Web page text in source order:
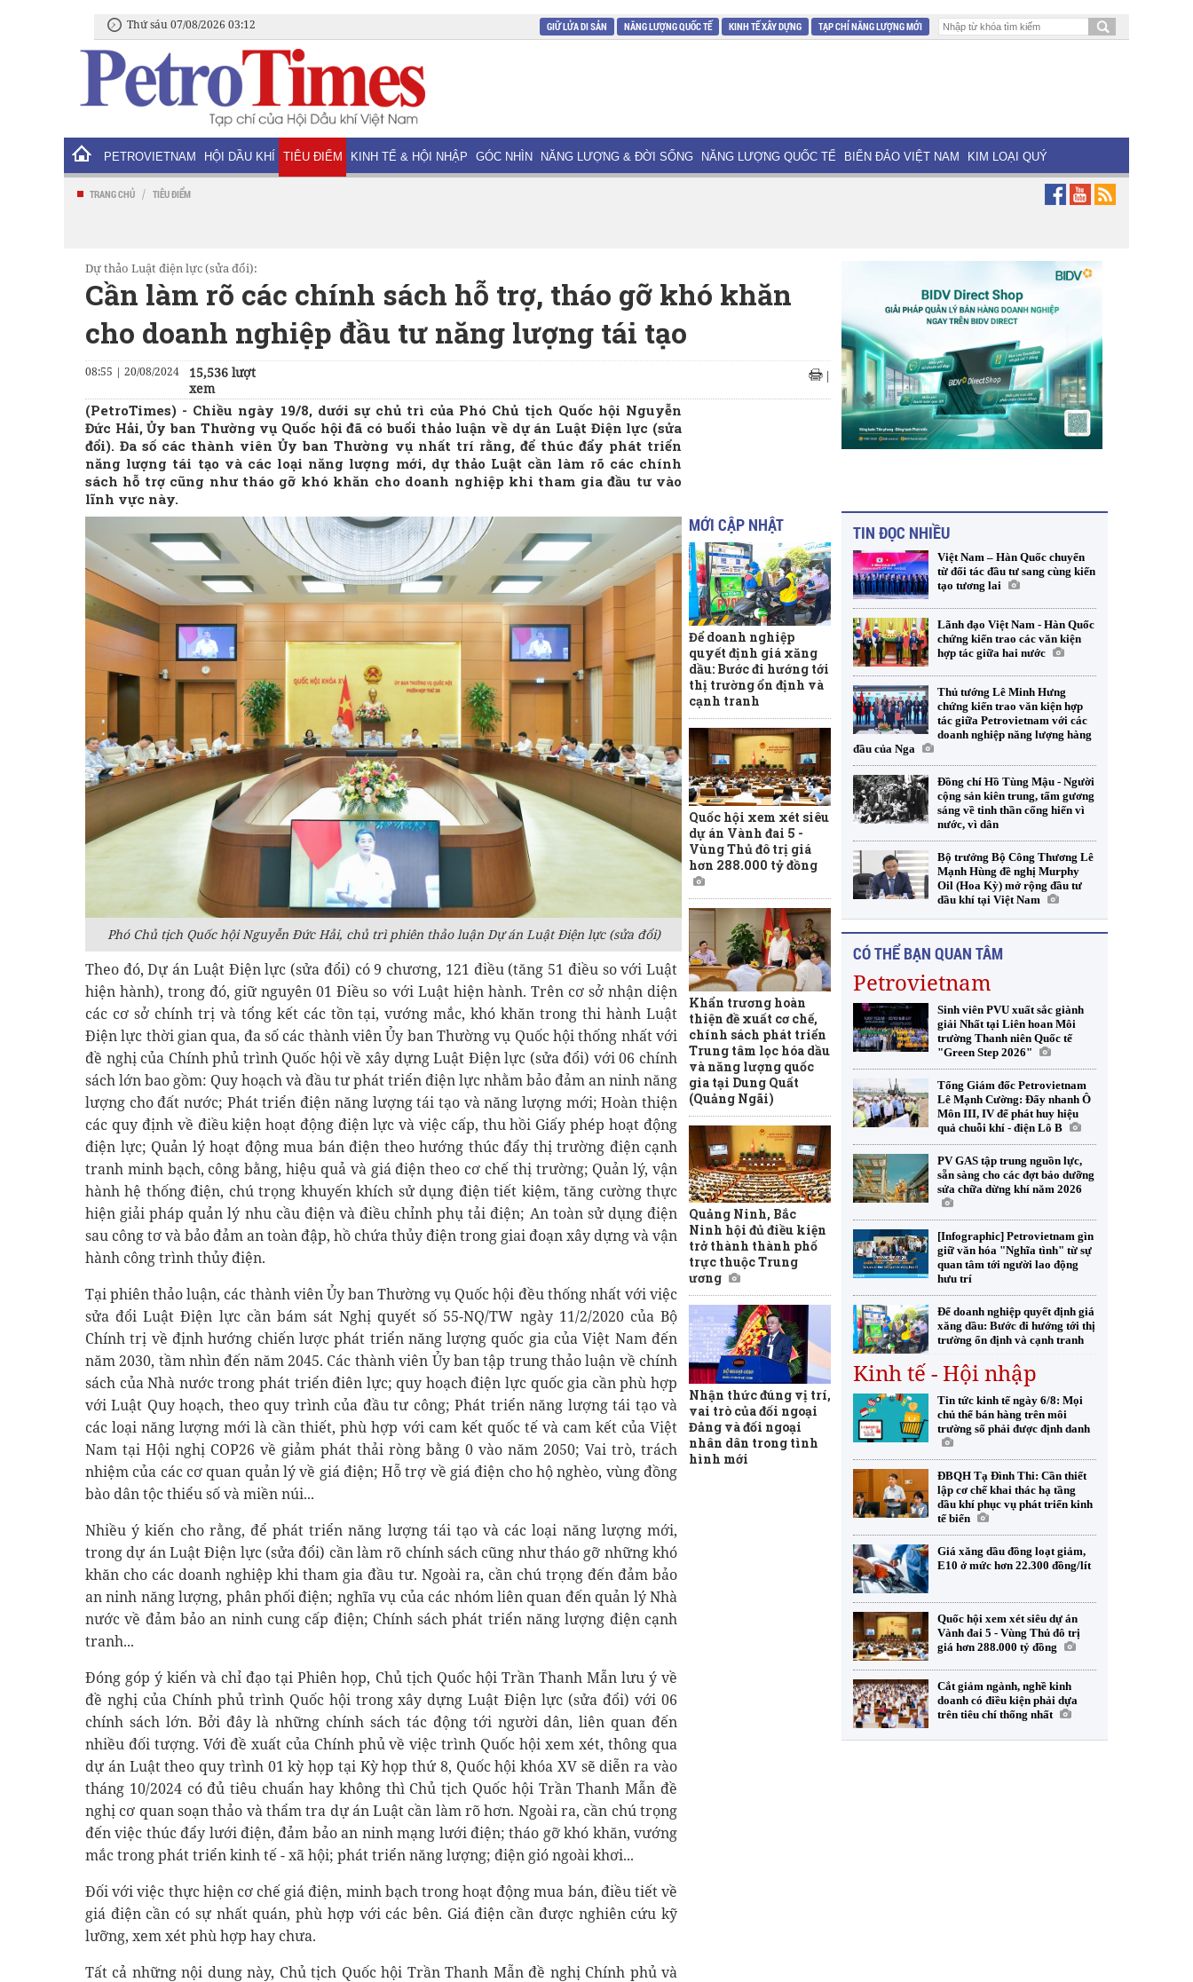
Thứ sáu 07/08/2026 03:12 GIỮ LỬA DI SẢN NĂNG LƯỢNG QUỐC TẾ KINH TẾ XÂY DỰNG TẠP CHÍ NĂNG LƯỢNG MỚI
PETROVIETNAM HỘI DẦU KHÍ TIÊU ĐIỂM KINH TẾ & HỘI NHẬP GÓC NHÌN NĂNG LƯỢNG & ĐỜI SỐNG NĂNG LƯỢNG QUỐC TẾ BIỂN ĐẢO VIỆT NAM KIM LOẠI QUÝ
TRANG CHỦ / TIÊU ĐIỂM
Dự thảo Luật điện lực (sửa đổi):
Cần làm rõ các chính sách hỗ trợ, tháo gỡ khó khăn
cho doanh nghiệp đầu tư năng lượng tái tạo
08:55 | 20/08/2024
15,536 lượt
xem
|
(PetroTimes) - Chiều ngày 19/8, dưới sự chủ trì của Phó Chủ tịch Quốc hội Nguyễn
Đức Hải, Ủy ban Thường vụ Quốc hội đã có buổi thảo luận về dự án Luật Điện lực (sửa
đổi). Đa số các thành viên Ủy ban Thường vụ nhất trí rằng, để thúc đẩy phát triển
năng lượng tái tạo và các loại năng lượng mới, dự thảo Luật cần làm rõ các chính
sách hỗ trợ cũng như tháo gỡ khó khăn cho doanh nghiệp khi tham gia đầu tư vào
lĩnh vực này.
Phó Chủ tịch Quốc hội Nguyễn Đức Hải, chủ trì phiên thảo luận Dự án Luật Điện lực (sửa đổi)
Theo đó, Dự án Luật Điện lực (sửa đổi) có 9 chương, 121 điều (tăng 51 điều so với Luật
hiện hành), trong đó, giữ nguyên 01 Điều so với Luật hiện hành. Trên cơ sở nhận diện
các cơ sở chính trị và tổng kết các tồn tại, vướng mắc, khó khăn trong thi hành Luật
Điện lực thời gian qua, đa số các thành viên Ủy ban Thường vụ Quốc hội thống nhất với
đề nghị của Chính phủ trình Quốc hội về xây dựng Luật Điện lực (sửa đổi) với 06 chính
sách lớn bao gồm: Quy hoạch và đầu tư phát triển điện lực nhằm bảo đảm an ninh năng
lượng cho đất nước; Phát triển điện năng lượng tái tạo và năng lượng mới; Hoàn thiện
các quy định về điều kiện hoạt động điện lực và việc cấp, thu hồi Giấy phép hoạt động
điện lực; Quản lý hoạt động mua bán điện theo hướng thúc đẩy thị trường điện cạnh
tranh minh bạch, công bằng, hiệu quả và giá điện theo cơ chế thị trường; Quản lý, vận
hành hệ thống điện, chú trọng khuyến khích sử dụng điện tiết kiệm, tăng cường thực
hiện giải pháp quản lý nhu cầu điện và điều chỉnh phụ tải điện; An toàn sử dụng điện
sau công tơ và bảo đảm an toàn đập, hồ chứa thủy điện trong giai đoạn xây dựng và vận
hành công trình thủy điện.
Tại phiên thảo luận, các thành viên Ủy ban Thường vụ Quốc hội đều thống nhất với việc
sửa đổi Luật Điện lực cần bám sát Nghị quyết số 55-NQ/TW ngày 11/2/2020 của Bộ
Chính trị về định hướng chiến lược phát triển năng lượng quốc gia của Việt Nam đến
năm 2030, tầm nhìn đến năm 2045. Các thành viên Ủy ban tập trung thảo luận về chính
sách của Nhà nước trong phát triển điên lực; quy hoạch điện lực quốc gia cần phù hợp
với Luật Quy hoạch, theo quy trình của đầu tư công; Phát triển năng lượng tái tạo và
các loại năng lượng mới là cần thiết, phù hợp với cam kết quốc tế và cam kết của Việt
Nam tại Hội nghị COP26 về giảm phát thải ròng bằng 0 vào năm 2050; Vai trò, trách
nhiệm của các cơ quan quản lý về giá điện; Hỗ trợ về giá điện cho hộ nghèo, vùng đồng
bào dân tộc thiểu số và miền núi...
Nhiều ý kiến cho rằng, để phát triển năng lượng tái tạo và các loại năng lượng mới,
trong dự án Luật Điện lực (sửa đổi) cần làm rõ chính sách cũng như tháo gỡ những khó
khăn cho các doanh nghiệp khi tham gia đầu tư. Ngoài ra, cần chú trọng đến đảm bảo
an ninh năng lượng, phân phối điện; nghĩa vụ của các nhóm liên quan đến quản lý Nhà
nước về đảm bảo an ninh cung cấp điện; Chính sách phát triển năng lượng điện cạnh
tranh...
Đóng góp ý kiến và chỉ đạo tại Phiên họp, Chủ tịch Quốc hội Trần Thanh Mẫn lưu ý về
đề nghị của Chính phủ trình Quốc hội trong xây dựng Luật Điện lực (sửa đổi) với 06
chính sách lớn. Bởi đây là những chính sách tác động tới người dân, liên quan đến
nhiều đối tượng. Với đề xuất của Chính phủ về việc trình Quốc hội xem xét, thông qua
dự án Luật theo quy trình 01 kỳ họp tại Kỳ họp thứ 8, Quốc hội khóa XV sẽ diễn ra vào
tháng 10/2024 có đủ tiêu chuẩn hay không thì Chủ tịch Quốc hội Trần Thanh Mẫn đề
nghị cơ quan soạn thảo và thẩm tra dự án Luật cần làm rõ hơn. Ngoài ra, cần chú trọng
đến việc thúc đẩy lưới điện, đảm bảo an ninh mạng lưới điện; tháo gỡ khó khăn, vướng
mắc trong phát triển kinh tế - xã hội; phát triển năng lượng; điện gió ngoài khơi...
Đối với việc thực hiện cơ chế giá điện, minh bạch trong hoạt động mua bán, điều tiết về
giá điện cần có sự nhất quán, phù hợp với các bên. Giá điện cần được nghiên cứu kỹ
lưỡng, xem xét phù hợp hay chưa.
Tất cả những nội dung này, Chủ tịch Quốc hội Trần Thanh Mẫn đề nghị Chính phủ và
MỚI CẬP NHẬT
Để doanh nghiệp
quyết định giá xăng
dầu: Bước đi hướng tới
thị trường ổn định và
cạnh tranh
Quốc hội xem xét siêu
dự án Vành đai 5 -
Vùng Thủ đô trị giá
hơn 288.000 tỷ đồng
Khẩn trương hoàn
thiện đề xuất cơ chế,
chính sách phát triển
Trung tâm lọc hóa dầu
và năng lượng quốc
gia tại Dung Quất
(Quảng Ngãi)
Quảng Ninh, Bắc
Ninh hội đủ điều kiện
trở thành thành phố
trực thuộc Trung
ương
Nhận thức đúng vị trí,
vai trò của đối ngoại
Đảng và đối ngoại
nhân dân trong tình
hình mới
TIN ĐỌC NHIỀU
Việt Nam – Hàn Quốc chuyển
từ đối tác đầu tư sang cùng kiến
tạo tương lai
Lãnh đạo Việt Nam - Hàn Quốc
chứng kiến trao các văn kiện
hợp tác giữa hai nước
Thủ tướng Lê Minh Hưng
chứng kiến trao văn kiện hợp
tác giữa Petrovietnam với các
doanh nghiệp năng lượng hàng
đầu của Nga
Đồng chí Hồ Tùng Mậu - Người
cộng sản kiên trung, tấm gương
sáng về tinh thần cống hiến vì
nước, vì dân
Bộ trưởng Bộ Công Thương Lê
Mạnh Hùng đề nghị Murphy
Oil (Hoa Kỳ) mở rộng đầu tư
dầu khí tại Việt Nam
CÓ THỂ BẠN QUAN TÂM
Petrovietnam
Sinh viên PVU xuất sắc giành
giải Nhất tại Liên hoan Môi
trường Thanh niên Quốc tế
"Green Step 2026"
Tổng Giám đốc Petrovietnam
Lê Mạnh Cường: Đẩy nhanh Ô
Môn III, IV để phát huy hiệu
quả chuỗi khí - điện Lô B
PV GAS tập trung nguồn lực,
sẵn sàng cho các đợt bảo dưỡng
sửa chữa dừng khí năm 2026
[Infographic] Petrovietnam gìn
giữ văn hóa "Nghĩa tình" từ sự
quan tâm tới người lao động
hưu trí
Để doanh nghiệp quyết định giá
xăng dầu: Bước đi hướng tới thị
trường ổn định và cạnh tranh
Kinh tế - Hội nhập
Tin tức kinh tế ngày 6/8: Mọi
chủ thể bán hàng trên môi
trường số phải được định danh
ĐBQH Tạ Đình Thi: Cần thiết
lập cơ chế khai thác hạ tầng
dầu khí phục vụ phát triển kinh
tế biển
Giá xăng dầu đồng loạt giảm,
E10 ở mức hơn 22.300 đồng/lít
Quốc hội xem xét siêu dự án
Vành đai 5 - Vùng Thủ đô trị
giá hơn 288.000 tỷ đồng
Cắt giảm ngành, nghề kinh
doanh có điều kiện phải dựa
trên tiêu chí thống nhất